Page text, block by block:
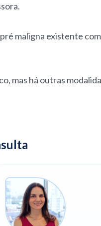
maligna existente
mas há outras